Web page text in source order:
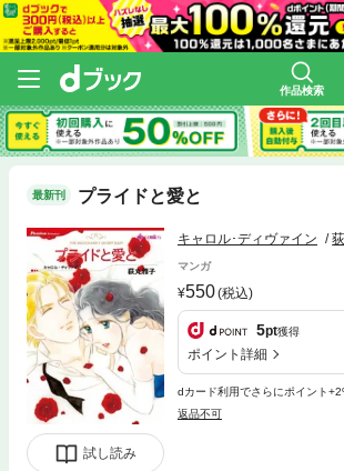
作品検索
最新刊 プライドと愛と
試し読み
キャロル･ディヴァイン
マンガ
550(税込)
5pt獲得
ポイント詳細
dカード利用でさらにポイント
返品不可